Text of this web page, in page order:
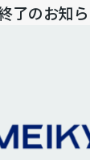
了のお知